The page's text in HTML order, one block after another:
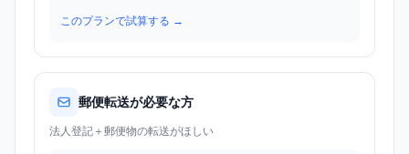
このプランで試算する →
郵便転送が必要な方
法人登記＋郵便物の転送がほしい